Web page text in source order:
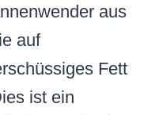
aus
auf
Fett
ist ein